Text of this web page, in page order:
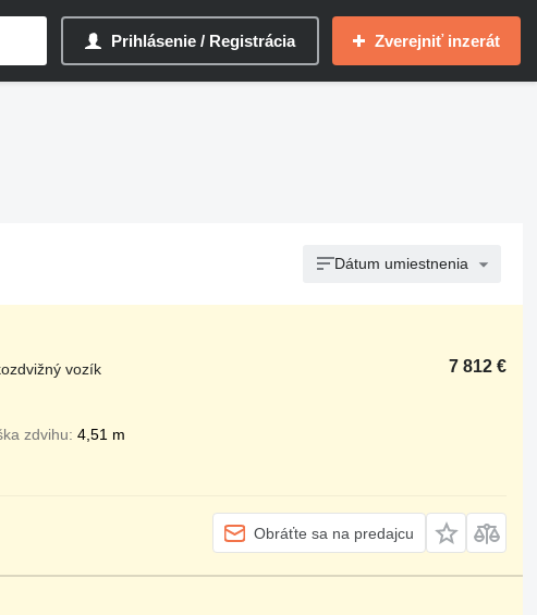
Prihlásenie / Registrácia Zverejniť inzerát
Dátum umiestnenia
7 812 €
vozík
zdvihu 4,51 m
Obráťte sa na predajcu